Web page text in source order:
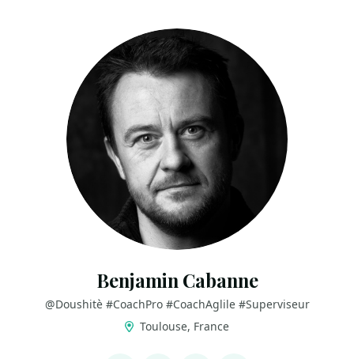
Benjamin Cabanne
@Doushitè #CoachPro #CoachAglile #Superviseur
Toulouse, France